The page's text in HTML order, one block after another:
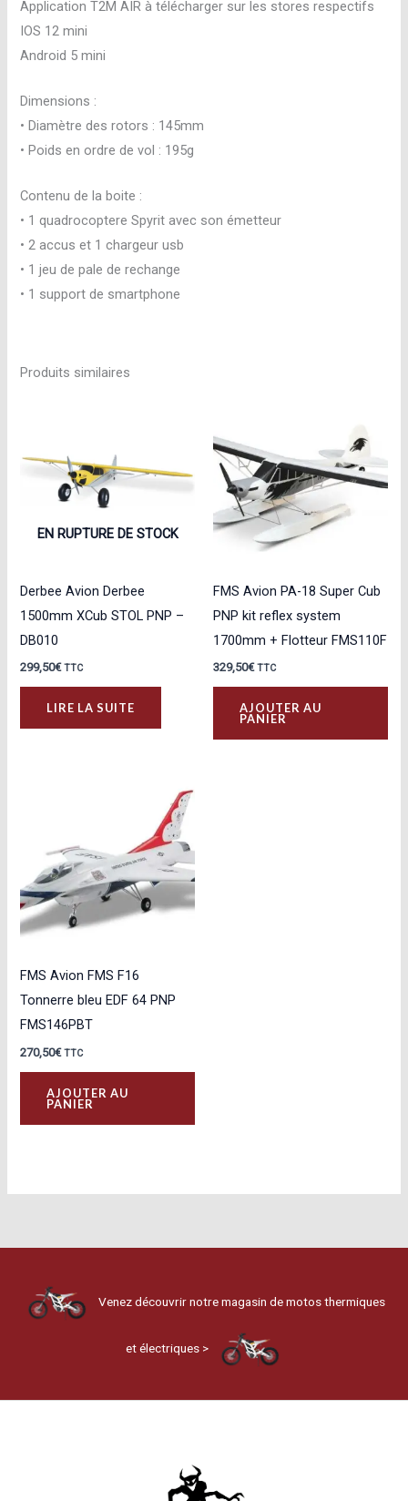
Application T2M AIR à télécharger sur les stores respectifs
IOS 12 mini
Android 5 mini
Dimensions :
• Diamètre des rotors : 145mm
• Poids en ordre de vol : 195g
Contenu de la boite :
• 1 quadrocoptere Spyrit avec son émetteur
• 2 accus et 1 chargeur usb
• 1 jeu de pale de rechange
• 1 support de smartphone
Produits similaires
EN RUPTURE DE STOCK
Derbee Avion Derbee
1500mm XCub STOL PNP –
DB010
299,50€ TTC
LIRE LA SUITE
FMS Avion PA-18 Super Cub
PNP kit reflex system
1700mm + Flotteur FMS110F
329,50€ TTC
AJOUTER AU
PANIER
FMS Avion FMS F16
Tonnerre bleu EDF 64 PNP
FMS146PBT
270,50€ TTC
AJOUTER AU
PANIER
Venez découvrir notre magasin de motos thermiques
et électriques >